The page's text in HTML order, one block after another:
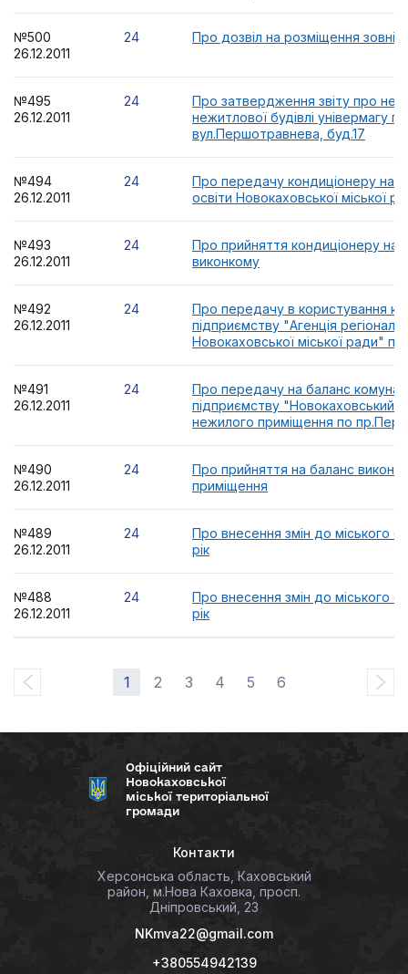
№500
26.12.2011
24 Про дозвіл на розміщення
№495
26.12.2011
24
Про затвердження звіту про
нежитлової будівлі універмагу по
вул.Першотравнева, буд.17
№494
26.12.2011
24
Про передачу кондиціонеру на
освіти Новокаховської міської
№493
26.12.2011
24
Про прийняття кондиціонеру на
виконкому
№492
26.12.2011
24
Про передачу в користування
підприємству "Агенція
Новокаховської міської ради"
№491
26.12.2011
24
Про передачу на баланс
підприємству "Новокаховський
нежилого приміщення по
№490
26.12.2011
24
Про прийняття на баланс
приміщення
№489
26.12.2011
24
Про внесення змін до міського
рік
№488
26.12.2011
24
Про внесення змін до міського
рік
1 2 3 4 5 6
Офіційний сайт
Новокаховської
міської територіальної
громади
Контакти
Херсонська область, Каховський
район, м.Нова Каховка, просп.
Дніпровський, 23
NKmva22@gmail.com
+380554942139